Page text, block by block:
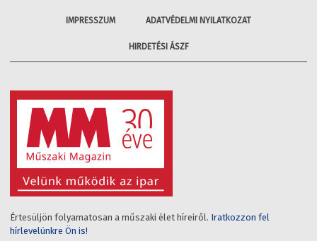
IMPRESSZUM ADATVÉDELMI NYILATKOZAT
HIRDETÉSI ÁSZF
Értesüljön folyamatosan a műszaki élet híreiről. Iratkozzon fel
hírlevelünkre Ön is!